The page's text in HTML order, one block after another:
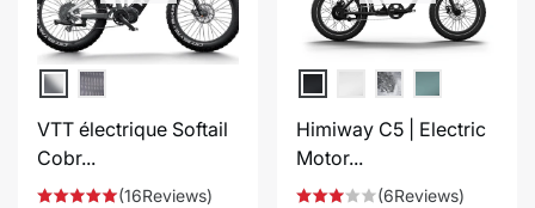
VTT électrique Softail
Cobr...
(16Reviews)
Himiway C5 | Electric
Motor...
(6Reviews)